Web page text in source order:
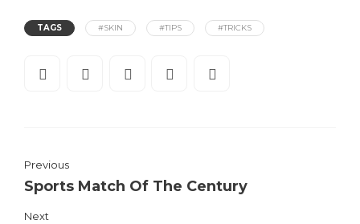
TAGS #SKIN #TIPS #TRICKS
Previous
Sports Match Of The Century
Next